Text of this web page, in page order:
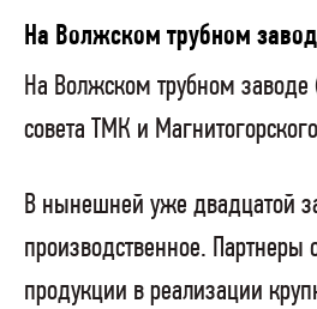
На Волжском трубном
На Волжском трубном заводе
совета ТМК и
В нынешней уже двадцатой
производственное. Партнеры
продукции в реализации